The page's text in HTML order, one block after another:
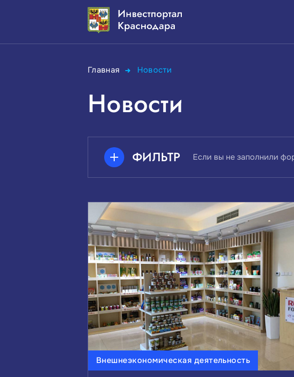
Главная Новости
Новости
ФИЛЬТР Если вы не заполнили
ВЫБЕРИТЕ ИНТЕРЕСУЮЩИЕ ВАС ТЕМЫ
Инвестиции Малый и средний бизнес
Мероприятия и выставки
ВЫБЕРИТЕ ИНТЕРЕСУЮЩИЙ ВАС УРОВЕНЬ
Федеральные Краевые
Внешнеэкономическая деятельность